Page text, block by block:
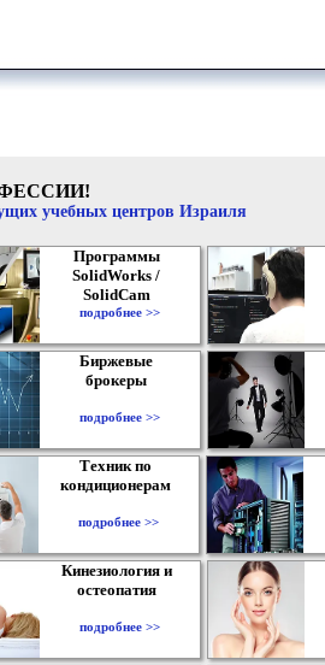
учебных центров Израиля
Программы
SolidWorks /
SolidCam
подробнее >>
Биржевые
брокеры
подробнее >>
Техник по
кондиционерам
подробнее >>
Кинезиология и
остеопатия
подробнее >>